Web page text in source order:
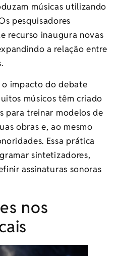
músicas utilizando
pesquisadores
recurso inaugura novas
a relação entre
impacto do debate
músicos têm criado
para treinar modelos de
obras e, ao mesmo
Essa prática
sintetizadores,
assinaturas sonoras
nos